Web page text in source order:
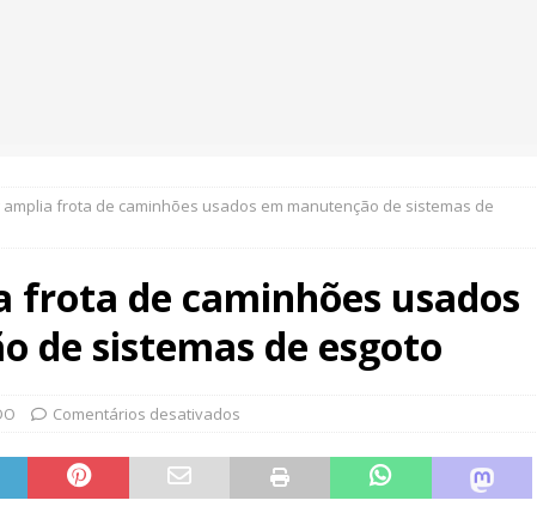
frota de caminhões usados em manutenção de sistemas de
frota de caminhões usados
de sistemas de esgoto
Comentários desativados